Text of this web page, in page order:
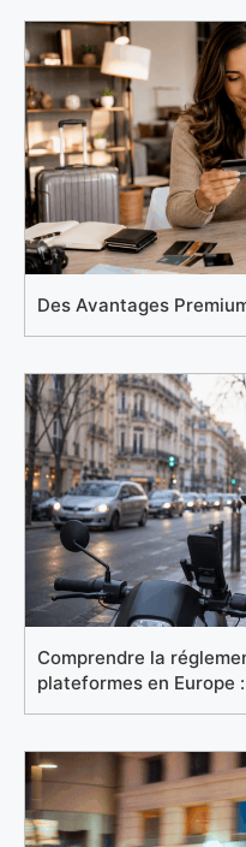
Des Avantages
Comprendre la
plateformes en Europe